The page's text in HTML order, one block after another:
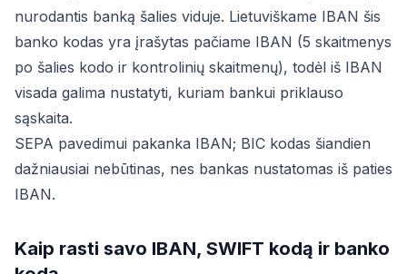
nurodantis banką šalies viduje. Lietuviškame IBAN šis
banko kodas yra įrašytas pačiame IBAN (5 skaitmenys
po šalies kodo ir kontrolinių skaitmenų), todėl iš IBAN
visada galima nustatyti, kuriam bankui priklauso
sąskaita.
SEPA pavedimui pakanka IBAN; BIC kodas šiandien
dažniausiai nebūtinas, nes bankas nustatomas iš paties
IBAN.
Kaip rasti savo IBAN, SWIFT kodą ir banko